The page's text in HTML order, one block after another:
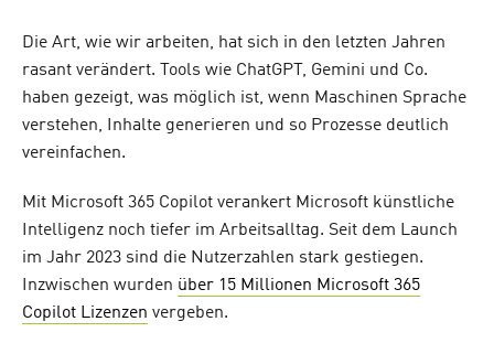
Die Art, wie wir arbeiten, hat sich in den letzten Jahren
rasant verändert. Tools wie ChatGPT, Gemini und Co.
haben gezeigt, was möglich ist, wenn Maschinen Sprache
verstehen, Inhalte generieren und so Prozesse deutlich
vereinfachen.
Mit Microsoft 365 Copilot verankert Microsoft künstliche
Intelligenz noch tiefer im Arbeitsalltag. Seit dem Launch
im Jahr 2023 sind die Nutzerzahlen stark gestiegen.
Inzwischen wurden über 15 Millionen Microsoft 365
Copilot Lizenzen vergeben.